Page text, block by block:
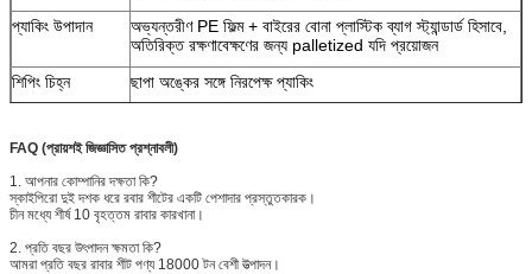
প্যাকিং উপাদান
অভ্যন্তরীণ PE ফিল্ম + বাইরের বোনা প্লাস্টিক ব্যাগ স্ট্যান্ডার্ড হিসাবে,
অতিরিক্ত রক্ষণাবেক্ষণের জন্য palletized যদি প্রয়োজন
শিপিং চিহ্ন
ছাপা অঙ্কের সঙ্গে নিরপেক্ষ প্যাকিং
মালবাহী
সাগর (এফসিএল ও এলসিএল) বা এয়ার মালবাহী
বিশেষ আকার
আমরা বিশেষ মাপ জন্য কাটিয়া পরিষেবা প্রদান
স্তরায়ণ
ল্যামিনেশন প্রদান করি।
FAQ (প্রায়শই জিজ্ঞাসিত প্রশ্নাবলী)
1. আপনার কোম্পানির দক্ষতা কি?
স্কাইপিরো দুই দশক ধরে রবার শীটের একটি পেশাদার প্রস্তুতকারক।
চীন মধ্যে শীর্ষ 10 বৃহত্তম রাবার কারখানা।
2. প্রতি বছর উৎপাদন ক্ষমতা কি?
আমরা প্রতি বছর রাবার শীট পণ্য 18000 টন বেশী উত্পাদন।